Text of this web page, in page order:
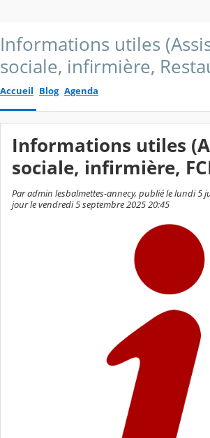
Informations utiles
sociale, infirmière,
Accueil Blog Agenda
Informations utiles
sociale, infirmière,
Par admin lesbalmettes-annecy, publié le lundi 5
jour le vendredi 5 septembre 2025 20:45